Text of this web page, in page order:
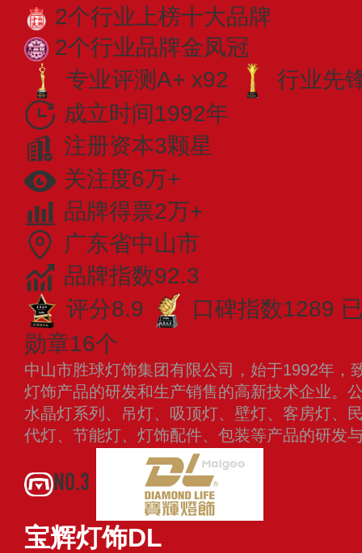
2个行业上榜十大品牌
2个行业品牌金凤冠
专业评测A+ x92
行业先
成立时间1992年
注册资本3颗星
关注度6万+
品牌得票2万+
广东省中山市
品牌指数92.3
评分8.9
口碑指数1289
勋章16个
中山市胜球灯饰集团有限公司，始于1992年，
灯饰产品的研发和生产销售的高新技术企业。
水晶灯系列、吊灯、吸顶灯、壁灯、客房灯、
代灯、节能灯、灯饰配件、包装等产品的研发
NO.3
宝辉灯饰DL